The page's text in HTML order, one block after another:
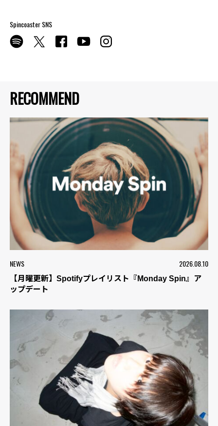
RECOMMEND
NEWS 2026.08.10
【月曜更新】Spotifyプレイリスト『Monday Spin』ア
ップデート
Spincoaster SNS